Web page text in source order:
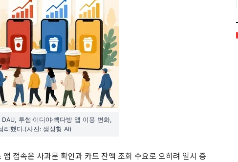
투썸·이디야·빽다방 앱 이용 변화,
리했다.(사진: 생성형 AI)
앱 접속은 사과문 확인과 카드 잔액 조회 수요로 오히려 일시 증